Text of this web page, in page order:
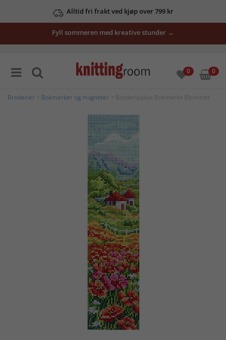
Alltid fri frakt ved kjøp over 799 kr
Fyll sommeren med kreative stunder →
0 0
Broderier Bokmerker og magneter > Broderipakke Bokmerke Blomster